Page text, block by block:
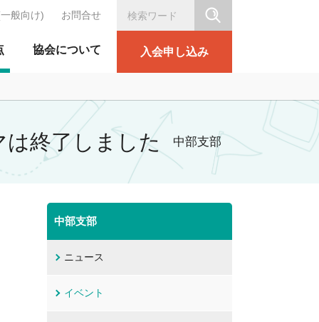
テーション協会
協会について 入会申し込み
般向け) お問合せ
終了しました 中部支部
中部支部
ニュース
イベント